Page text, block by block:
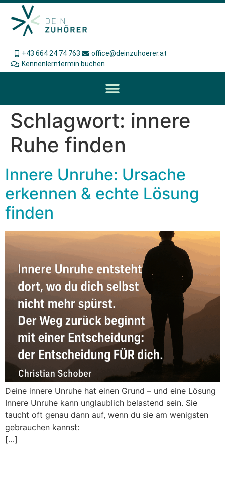
+43 664 24 74 763
office@deinzuhoerer.at
Kennenlerntermin buchen
Schlagwort: innere
Ruhe finden
Innere Unruhe: Ursache
erkennen & echte Lösung
finden
Deine innere Unruhe hat einen Grund – und eine Lösung
Innere Unruhe kann unglaublich belastend sein. Sie
taucht oft genau dann auf, wenn du sie am wenigsten
gebrauchen kannst:
[…]